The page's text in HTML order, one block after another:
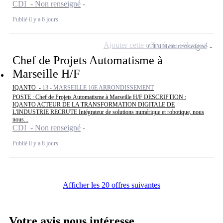
CDI - Non renseigné
Publié il y a 6 jours
Chef de Projets Automatisme à
Marseille H/F
IQANTO - 13 - MARSEILLE 16E ARRONDISSEMENT
POSTE : Chef de Projets Automatisme à Marseille H/F DESCRIPTION :
IQANTO ACTEUR DE LA TRANSFORMATION DIGITALE DE
L'INDUSTRIE RECRUTE Intégrateur de solutions numérique et robotique, nous
nous...
CDI - Non renseigné
Publié il y a 8 jours
CDINon renseigné
Ajouter cette offre à ma sélection
Afficher les 20 offres suivantes